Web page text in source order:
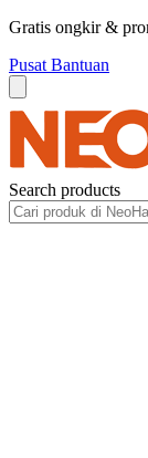
Gratis ongkir &
Pusat Bantuan
Search products